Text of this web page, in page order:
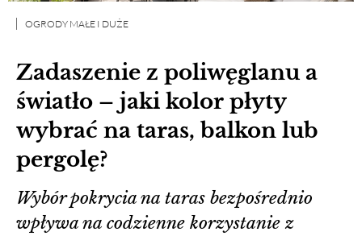
Zadaszenie z poliwęglanu a
światło – jaki kolor płyty
wybrać na taras, balkon lub
pergolę?
OGRODY MAŁE I DUŻE
Wybór pokrycia na taras bezpośrednio
wpływa na codzienne korzystanie z